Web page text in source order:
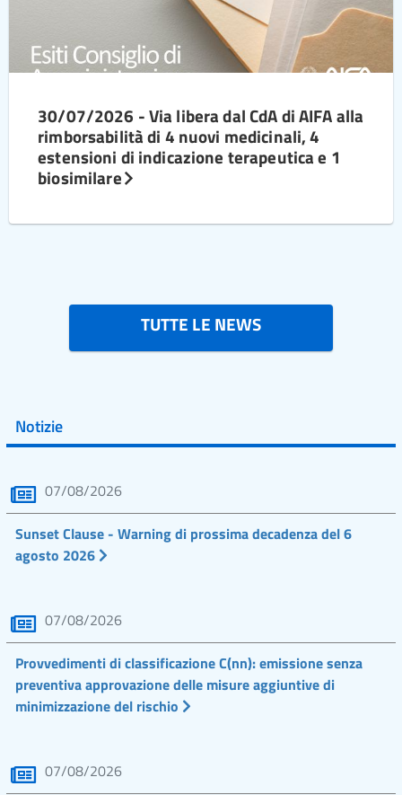
30/07/2026 - Via libera dal CdA di AIFA alla
rimborsabilità di 4 nuovi medicinali, 4
estensioni di indicazione terapeutica e 1
biosimilare
TUTTE LE NEWS
Notizie
07/08/2026
Sunset Clause - Warning di prossima decadenza del 6
agosto 2026
07/08/2026
Provvedimenti di classificazione C(nn): emissione senza
preventiva approvazione delle misure aggiuntive di
minimizzazione del rischio
07/08/2026